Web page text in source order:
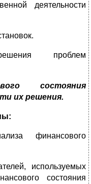
деятельности
проблем
состояния
их решения.
финансового
используемых
состояния